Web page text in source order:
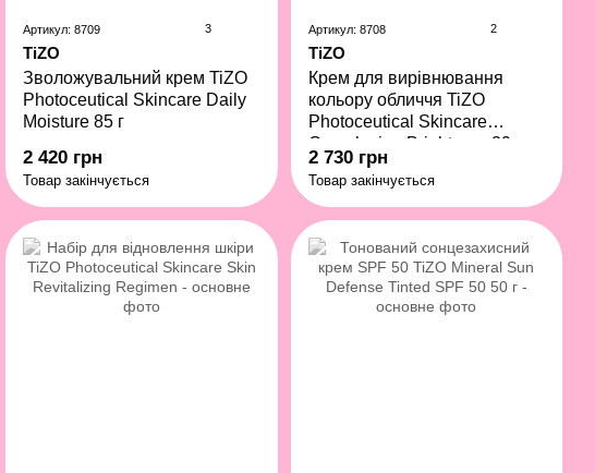
Артикул: 8709 3
TiZO
Зволожувальний крем TiZO
Photoceutical Skincare Daily
Moisture 85 г
2 420 грн
Товар закінчується
Артикул: 8708 2
TiZO
Крем для вирівнювання
кольору обличчя TiZO
Photoceutical Skincare
Complexion Brightener 29 мл
2 730 грн
Товар закінчується